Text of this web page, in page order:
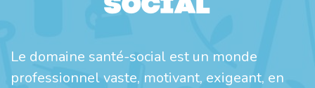
social
Le domaine santé-social est un monde
professionnel vaste, motivant, exigeant, en